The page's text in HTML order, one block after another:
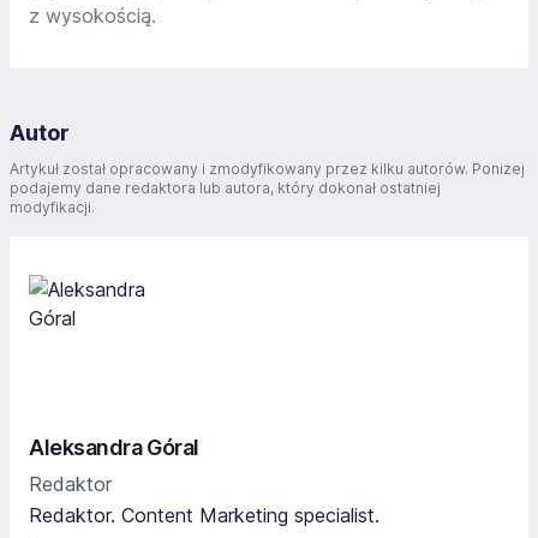
z wysokością.
Autor
Artykuł został opracowany i zmodyfikowany przez kilku autorów. Poniżej
podajemy dane redaktora lub autora, który dokonał ostatniej
modyfikacji.
Aleksandra Góral
Redaktor
Redaktor. Content Marketing specialist.